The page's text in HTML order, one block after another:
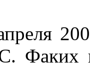
2001 г.
Факих